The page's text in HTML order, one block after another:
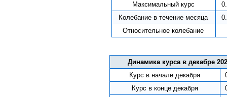
Максимальный курс
Колебание в течение месяца
Относительное колебание
Динамика курса в декабре
Курс в начале декабря
Курс в конце декабря